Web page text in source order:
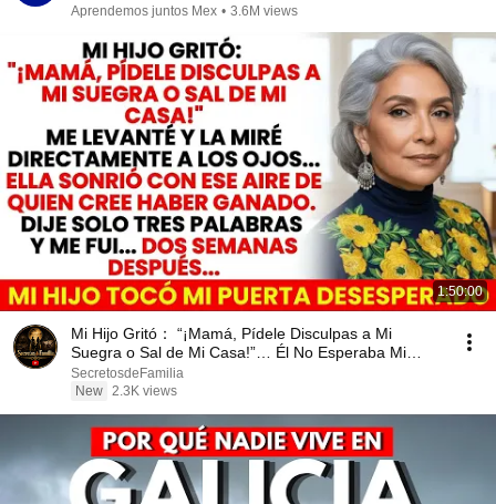
Aprendemos juntos Mex • 3.6M views
1:50:00
Mi Hijo Gritó： “¡Mamá, Pídele Disculpas a Mi
Suegra o Sal de Mi Casa!”… Él No Esperaba Mi
Respue
SecretosdeFamilia
New 2.3K views